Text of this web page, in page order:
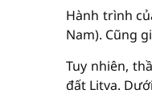
Hành trình
Nam). Cũng
Tuy nhiên,
đất Litva.